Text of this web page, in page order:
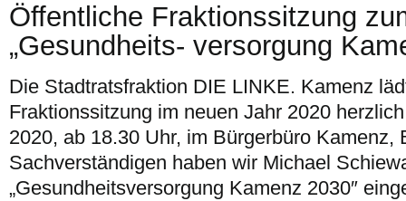
Öffentliche Fraktionssitzung
„Gesundheits- versorgung
Die Stadtratsfraktion DIE LINKE. Kamenz
Fraktionssitzung im neuen Jahr 2020
2020, ab 18.30 Uhr, im Bürgerbüro Kamenz,
Sachverständigen haben wir Michael
„Gesundheitsversorgung Kamenz 2030″